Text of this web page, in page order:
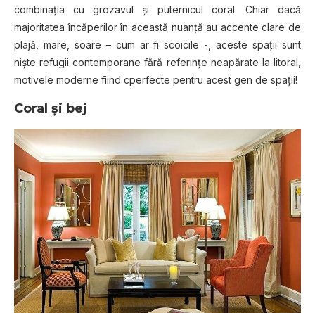
combinaţia cu grozavul şi puternicul coral. Chiar dacă
majoritatea încăperilor în această nuanţă au accente clare de
plajă, mare, soare – cum ar fi scoicile -, aceste spaţii sunt
nişte refugii contemporane fără referinţe neapărate la litoral,
motivele moderne fiind cperfecte pentru acest gen de spaţii!
Coral şi bej